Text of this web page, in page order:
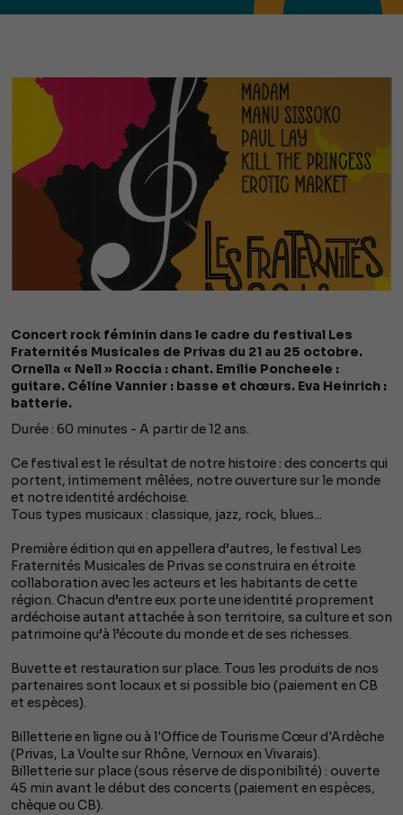
Concert rock féminin dans le cadre du festival Les
Fraternités Musicales de Privas du 21 au 25 octobre.
Ornella « Nell » Roccia : chant. Emilie Poncheele :
guitare. Céline Vannier : basse et chœurs. Eva Heinrich :
batterie.
Durée : 60 minutes - A partir de 12 ans.
Ce festival est le résultat de notre histoire : des concerts qui
portent, intimement mêlées, notre ouverture sur le monde
et notre identité ardéchoise.
Tous types musicaux : classique, jazz, rock, blues...
Première édition qui en appellera d’autres, le festival Les
Fraternités Musicales de Privas se construira en étroite
collaboration avec les acteurs et les habitants de cette
région. Chacun d’entre eux porte une identité proprement
ardéchoise autant attachée à son territoire, sa culture et son
patrimoine qu’à l’écoute du monde et de ses richesses.
Buvette et restauration sur place. Tous les produits de nos
partenaires sont locaux et si possible bio (paiement en CB
et espèces).
Billetterie en ligne ou à l'Office de Tourisme Cœur d'Ardèche
(Privas, La Voulte sur Rhône, Vernoux en Vivarais).
Billetterie sur place (sous réserve de disponibilité) : ouverte
45 min avant le début des concerts (paiement en espèces,
chèque ou CB).